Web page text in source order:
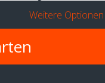
Weitere Optionen